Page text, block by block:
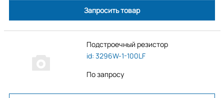
Запросить товар
Подстроечный резистор
id: 3296W-1-100LF
По запросу